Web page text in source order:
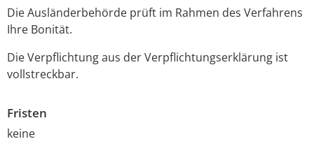
Die Ausländerbehörde prüft im Rahmen des Verfahrens
Ihre Bonität.
Die Verpflichtung aus der Verpflichtungserklärung ist
vollstreckbar.
Fristen
keine